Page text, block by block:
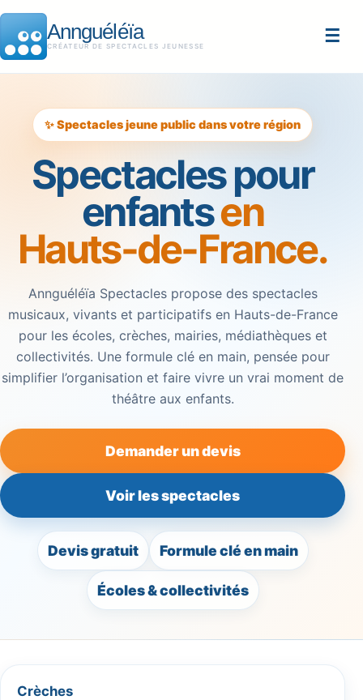
Annguéléïa
CRÉATEUR DE SPECTACLES JEUNESSE ☰
✨ Spectacles jeune public dans votre région
Spectacles pour
enfantsen
Hauts-de-France.
Annguéléïa Spectacles propose des spectacles
musicaux, vivants et participatifs en Hauts-de-France
pour les écoles, crèches, mairies, médiathèques et
collectivités. Une formule clé en main, pensée pour
simplifier l’organisation et faire vivre un vrai moment de
théâtre aux enfants.
Demander un devis
Voir les spectacles
Devis gratuit Formule clé en main
Écoles & collectivités
Crèches